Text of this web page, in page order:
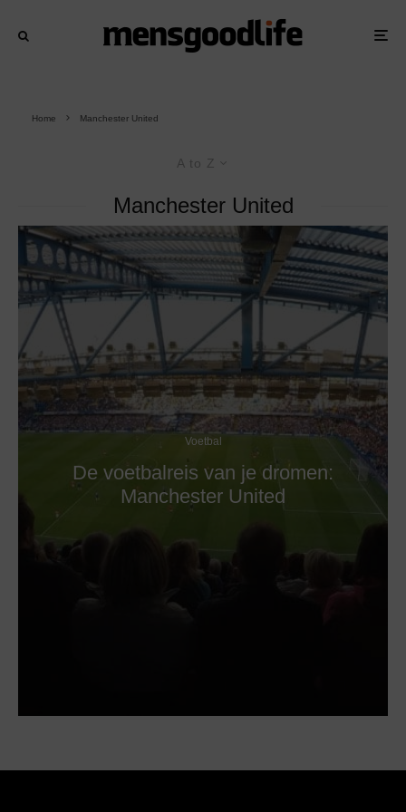
Home Manchester United
A to Z
Manchester United
Voetbal
De voetbalreis van je dromen:
Manchester United